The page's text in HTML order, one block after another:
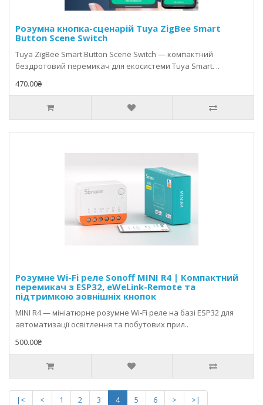
Розумна кнопка-сценарій Tuya ZigBee Smart
Button Scene Switch
Tuya ZigBee Smart Button Scene Switch — компактний
бездротовий перемикач для екосистеми Tuya Smart. ..
470.00₴
Розумне Wi-Fi реле Sonoff MINI R4 | Компактний
перемикач з ESP32, eWeLink-Remote та
підтримкою зовнішніх кнопок
MINI R4 — мініатюрне розумне Wi‑Fi реле на базі ESP32 для
автоматизації освітлення та побутових прил..
500.00₴
|< < 1 2 3 4 5 6 > >|